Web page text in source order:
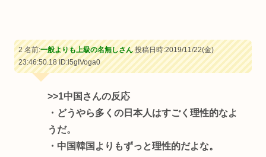
2 名前:一般よりも上級の名無しさん投稿日時:2019/11/22(金)
23:46:50.18ID:l5gIVoga0
>>1中国さんの反応
・どうやら多くの日本人はすごく理性的なよ
うだ。
・中国韓国よりもずっと理性的だよな。